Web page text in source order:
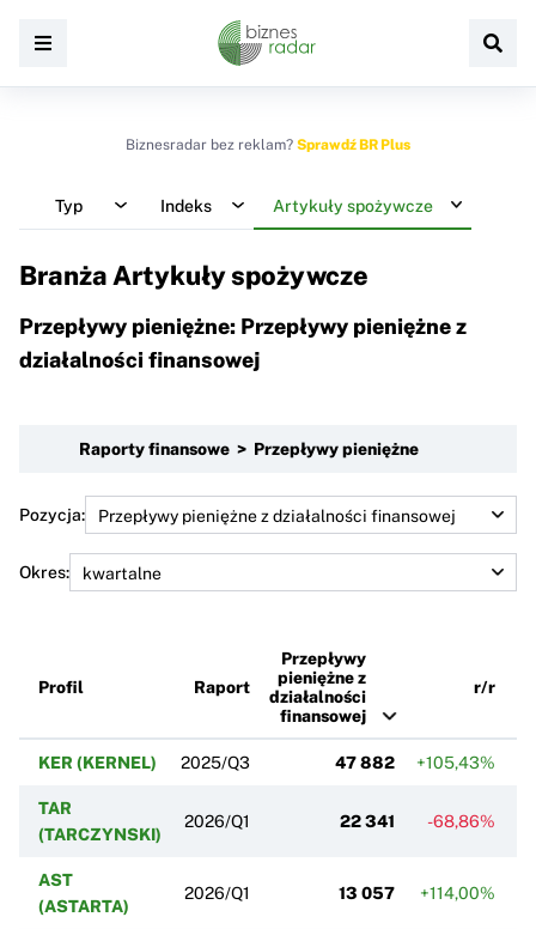
Biznesradar bez reklam? Sprawdź BR Plus
Typ Indeks Artykuły spożywcze
Branża Artykuły spożywcze
Przepływy pieniężne: Przepływy pieniężne z
działalności finansowej
Raporty finansowe > Przepływy pieniężne
Pozycja:
Okres:
Profil Raport
Przepływy
pieniężne z
działalności
finansowej
r/r
KER (KERNEL) 2025/Q3 47 882 +105,43%
TAR
(TARCZYNSKI)
2026/Q1 22 341 -68,86%
AST
(ASTARTA)
2026/Q1 13 057 +114,00%